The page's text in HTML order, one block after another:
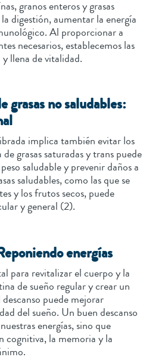
granos enteros y grasas
digestión, aumentar la energía
Al proporcionar a
necesarios, establecemos las
y llena de vitalidad.
grasas no saludables:
implica también evitar los
grasas saturadas y trans puede
saludable y prevenir daños a
saludables, como las que se
y los frutos secos, puede
y general (2).
energías
para revitalizar el cuerpo y la
de sueño regular y crear un
puede mejorar
del sueño. Un buen descanso
energías, sino que
la memoria y la